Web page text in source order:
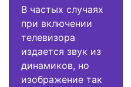
В частых случаях
при включении
телевизора
издается звук из
динамиков, но
изображение так